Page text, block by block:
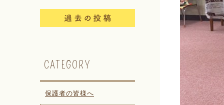
CATEGORY
保護者の皆様へ